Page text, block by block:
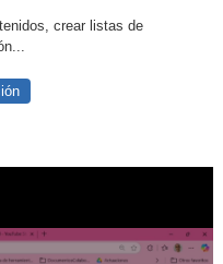
crear listas de